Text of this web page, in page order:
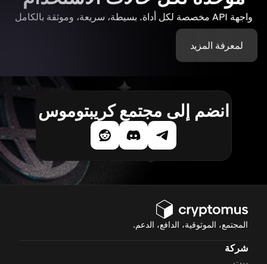
واجهة API مخصصة لكل أداة. بسيطة، سريعة، وموثقة بالكامل
لمعرفة المزيد
انضم إلى مجتمع كريبتوموس
المجتمع، الموثوقية، الدافع، الدعم.
شركة